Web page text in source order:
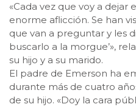
«Cada vez que voy a
enorme aflicción. Se han
que van a preguntar y les
buscarlo a la morgue’»,
su hijo y a su marido.
El padre de Emerson ha
durante más de cuatro
de su hijo. «Doy la cara